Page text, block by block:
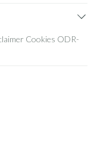
Cookies ODR-